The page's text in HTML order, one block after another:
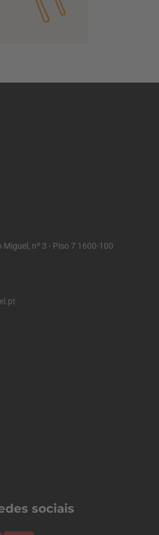
Miguel, nº 3 - Piso 7 1600-100
sociais